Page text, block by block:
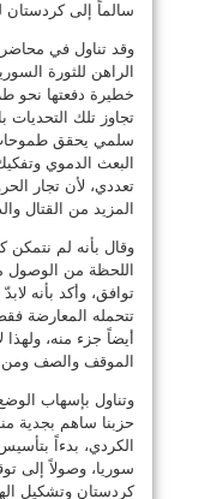
سالماً إلى كردستان
وقد تناول في
الراهن للثورة
خطيرة دفعتها نحو
تجاوز تلك التحديات
سلمي يحقق
البعث الدموي
تعددي، لأن تجار
المزيد من القتال
وقال بأنه لم
اللحظة من الوصول
توافق، وأكد بأنه
تتحمله المعارضة
أيضاً جزء منه،
الموقف والصف
وتناول بإسهاب
حزبنا ساهم بجدية
الكردي، بدءاً
سوريا، وصولاً إلى
كردستان وتشكيل